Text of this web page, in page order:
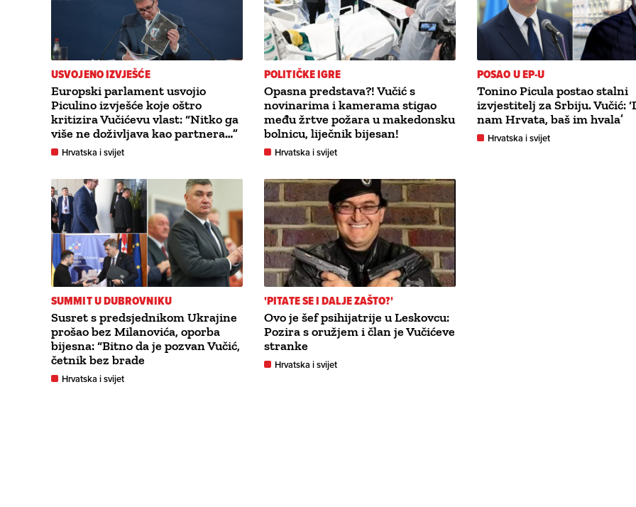
USVOJENO IZVJEŠĆE
Europski parlament usvojio
Piculino izvješće koje oštro
kritizira Vučićevu vlast: “Nitko ga
više ne doživljava kao partnera…”
Hrvatska i svijet
POLITIČKE IGRE
Opasna predstava?! Vučić s
novinarima i kamerama stigao
među žrtve požara u makedonsku
bolnicu, liječnik bijesan!
Hrvatska i svijet
POSAO U EP-U
Tonino Picula postao stalni
izvjestitelj za Srbiju. Vučić:
nam Hrvata, baš im hvala’
Hrvatska i svijet
SUMMIT U DUBROVNIKU
Susret s predsjednikom Ukrajine
prošao bez Milanovića, oporba
bijesna: “Bitno da je pozvan Vučić,
četnik bez brade
Hrvatska i svijet
'PITATE SE I DALJE ZAŠTO?'
Ovo je šef psihijatrije u Leskovcu:
Pozira s oružjem i član je Vučićeve
stranke
Hrvatska i svijet